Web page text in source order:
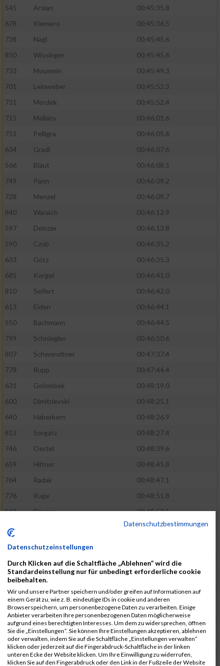
545
Arslan
00:45:35.8
678
Klemens
00:45:36.5
738
Nagl
00:45:45.6
850
Wissinger
00:45:45.6
733
Mouemin
00:45:49.3
701
Leinweber
00:45:52.3
731
Mordek
00:45:52.4
715
Mallaby
00:46:01.6
751
Pelligra
00:46:05.6
634
Gradl
00:46:07.6
566
Blaut
00:46:08.5
749
Pann
00:46:09.2
728
Menzel
00:46:09.7
840
Waraich
00:46:12.9
597
Deinzer
00:46:13.8
590
Czub
00:46:35.2
633
Götz
00:46:35.3
685
Korgel
00:46:41.0
810
Seifert
00:46:42.0
613
Eiden
00:46:44.1
550
Bachmann
00:46:44.5
799
Schniegler
00:46:50.6
807
Schwendtner
00:47:37.4
778
Rupp
00:47:44.4
631
Golombek
00:48:19.0
600
Dimitrievski
00:48:25.1
640
Haberkern
00:48:26.9
813
Sorgatz
00:48:27.4
746
Oertel
00:48:39.6
659
Hiltner
00:48:45.8
764
Radak
00:48:47.1
776
Ruge
00:48:51.8
593
Dänzer
00:48:53.5
772
00:48:57.2
802
Schrödel
00:49:41.7
808
Seeberger
00:49:56.1
760
Polster
00:49:56.6
647
Heidt
00:49:57.3
742
Niculaica
00:50:04.8
620
Feuchtenberger
00:50:08.3
703
Lipsz
00:50:08.8
Datenschutzbestimmungen
Datenschutzeinstellungen
Durch Klicken auf die Schaltfläche „Ablehnen“ wird die
Standardeinstellung nur für unbedingt erforderliche cookie
beibehalten.
Wir und unsere Partner speichern und/oder greifen auf Informationen auf
einem Gerät zu, wie z. B. eindeutige IDs in cookie und anderen
Browserspeichern, um personenbezogene Daten zu verarbeiten. Einige
Anbieter verarbeiten Ihre personenbezogenen Daten möglicherweise
aufgrund eines berechtigten Interesses. Um dem zu widersprechen, öffnen
Sie die „Einstellungen“. Sie können Ihre Einstellungen akzeptieren, ablehnen
oder verwalten, indem Sie auf die Schaltfläche „Einstellungen verwalten“
klicken oder jederzeit auf die Fingerabdruck-Schaltfläche in der linken
unteren Ecke der Website klicken. Um Ihre Einwilligung zu widerrufen,
klicken Sie auf den Fingerabdruck oder den Link in der Fußzeile der Website